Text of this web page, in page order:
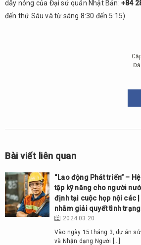
dây nóng của Đại sứ quán Nhật Bản: +84
đến thứ Sáu và từ sáng 8:30 đến 5:15).
Bài viết liên quan
“Lao động Phát triển” –
tập kỹ năng cho người
định tại cuộc họp nội các
nhằm giải quyết tình
2024.03.20
Vào ngày 15 tháng 3, dự án
và Nhận dạng Người […]